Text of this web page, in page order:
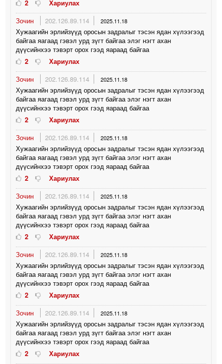
2
Хариулах
Зочин
202.126.89.114 2025.11.18
Хужаагийн эрлийзүүд оросын задралыг тэсэн ядан хүлээгээд
байгаа яагаад гэвэл урд зүгт байгаа элэг нэгт ахан
дүүсийнхээ тэвэрт орох гээд яараад байгаа
2
Хариулах
Зочин
202.126.89.114 2025.11.18
Хужаагийн эрлийзүүд оросын задралыг тэсэн ядан хүлээгээд
байгаа яагаад гэвэл урд зүгт байгаа элэг нэгт ахан
дүүсийнхээ тэвэрт орох гээд яараад байгаа
2
Хариулах
Зочин
202.126.89.114 2025.11.18
Хужаагийн эрлийзүүд оросын задралыг тэсэн ядан хүлээгээд
байгаа яагаад гэвэл урд зүгт байгаа элэг нэгт ахан
дүүсийнхээ тэвэрт орох гээд яараад байгаа
2
Хариулах
Зочин
202.126.89.114 2025.11.18
Хужаагийн эрлийзүүд оросын задралыг тэсэн ядан хүлээгээд
байгаа яагаад гэвэл урд зүгт байгаа элэг нэгт ахан
дүүсийнхээ тэвэрт орох гээд яараад байгаа
2
Хариулах
Зочин
202.126.89.114 2025.11.18
Хужаагийн эрлийзүүд оросын задралыг тэсэн ядан хүлээгээд
байгаа яагаад гэвэл урд зүгт байгаа элэг нэгт ахан
дүүсийнхээ тэвэрт орох гээд яараад байгаа
2
Хариулах
Зочин
202.126.89.114 2025.11.18
Хужаагийн эрлийзүүд оросын задралыг тэсэн ядан хүлээгээд
байгаа яагаад гэвэл урд зүгт байгаа элэг нэгт ахан
дүүсийнхээ тэвэрт орох гээд яараад байгаа
2
Хариулах